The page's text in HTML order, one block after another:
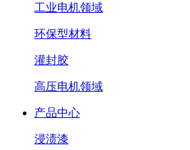
工业电机领域
环保型材料
灌封胶
高压电机领域
产品中心
浸渍漆